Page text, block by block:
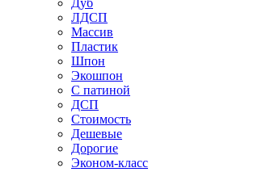
ЛДСП
Массив
Пластик
Шпон
Экошпон
С патиной
ДСП
Стоимость
Дешевые
Дорогие
Эконом-класс